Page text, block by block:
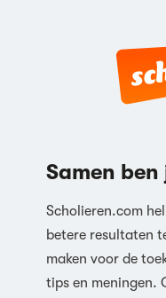
Samen
Scholieren.com
betere resultaten
maken voor de
tips en meningen.